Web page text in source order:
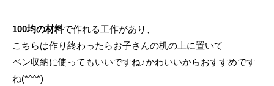
100均の材料で作れる工作があり、
こちらは作り終わったらお子さんの机の上に置いて
ペン収納に使ってもいいですね♪かわいいからおすすめです
ね(*^^*)